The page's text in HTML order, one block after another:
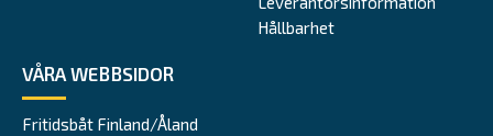
Hållbarhet
VÅRA WEBBSIDOR
Fritidsbåt Finland/Åland